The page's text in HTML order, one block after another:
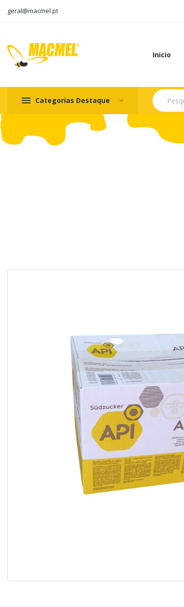
geral@macmel.pt
Inicio
Categorias Destaque